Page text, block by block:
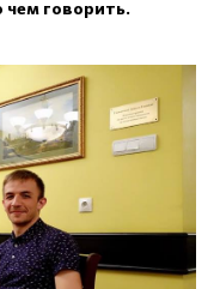
чем говорить.